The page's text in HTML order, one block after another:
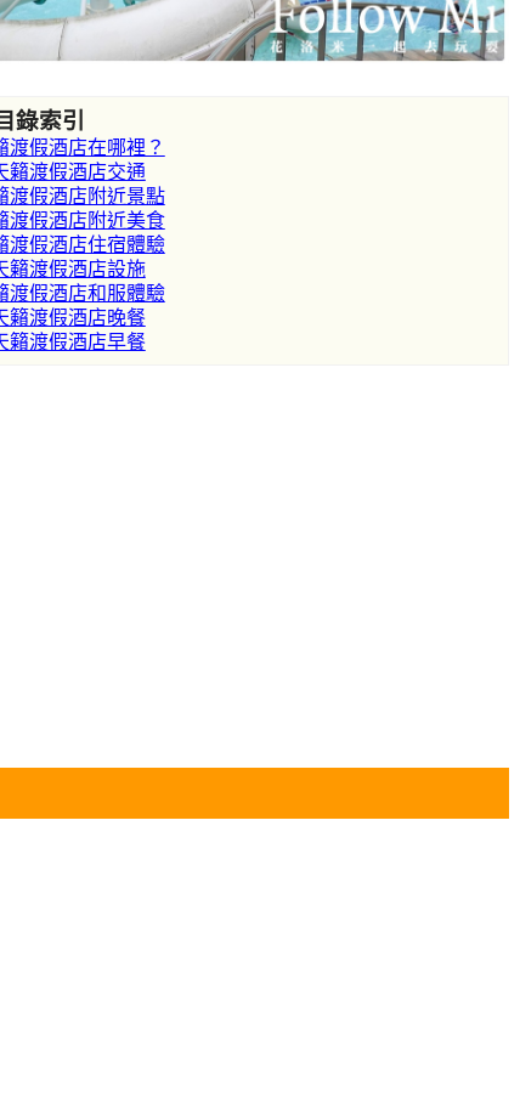
目錄索引
渡假酒店在哪裡？
籟渡假酒店交通
渡假酒店附近景點
渡假酒店附近美食
渡假酒店住宿體驗
籟渡假酒店設施
渡假酒店和服體驗
籟渡假酒店晚餐
籟渡假酒店早餐